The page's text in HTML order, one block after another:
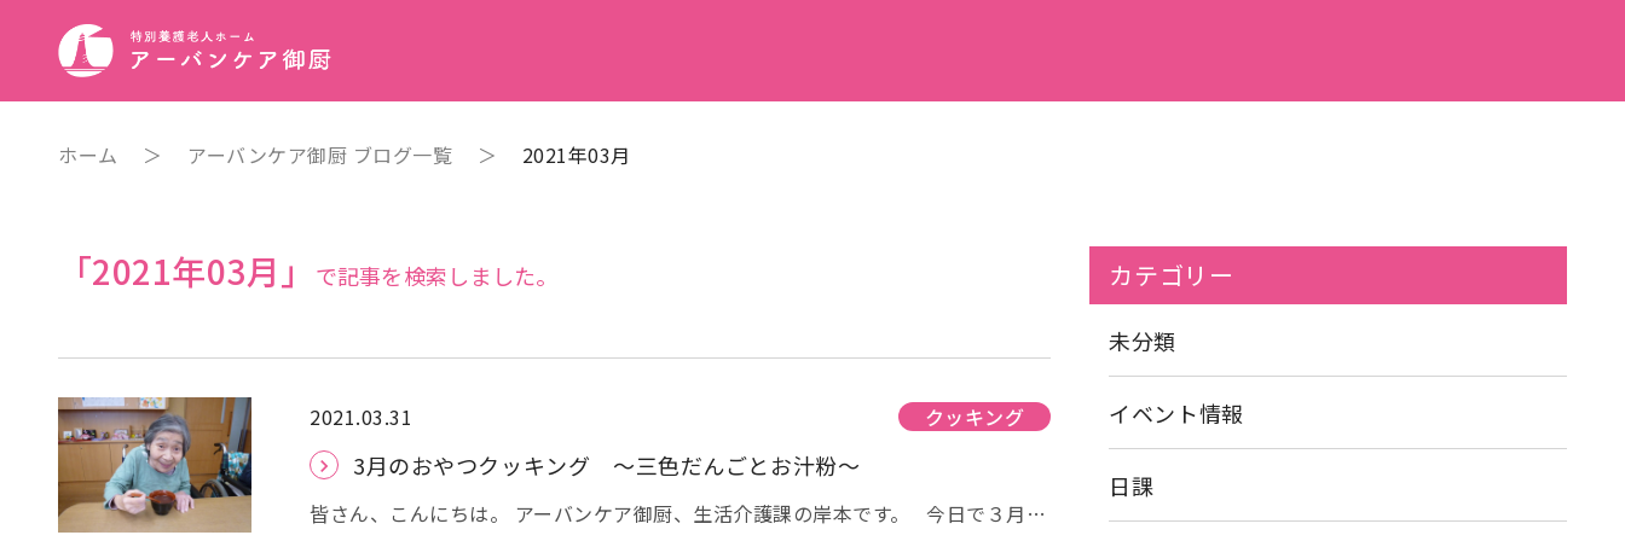
ホーム ＞ アーバンケア御厨 ブログ一覧 ＞ 2021年03月
「2021年03月」 で記事を検索しました。
2021.03.31 クッキング
3月のおやつクッキング ～三色だんごとお汁粉～
皆さん、こんにちは。 アーバンケア御厨、生活介護課の岸本です。 今日で３月が
カテゴリー
未分類
イベント情報
日課